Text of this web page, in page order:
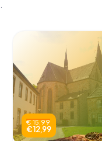
€ 15,99
€ 12,99